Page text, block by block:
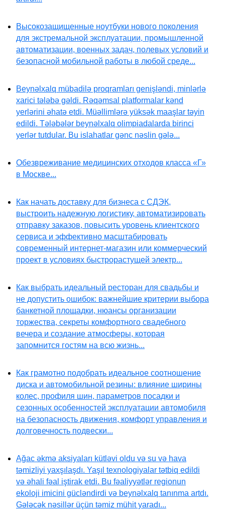
Высокозащищенные ноутбуки нового поколения
для экстремальной эксплуатации, промышленной
автоматизации, военных задач, полевых условий и
безопасной мобильной работы в любой среде...
Beynəlxalq mübadilə proqramları genişləndi, minlərlə
xarici tələbə gəldi. Rəqəmsal platformalar kənd
yerlərini əhatə etdi. Müəllimlərə yüksək maaşlar təyin
edildi. Tələbələr beynəlxalq olimpiadalarda birinci
yerlər tutdular. Bu islahatlar gənc nəslin gələ...
Обезвреживание медицинских отходов класса «Г»
в Москве...
Как начать доставку для бизнеса с СДЭК,
выстроить надежную логистику, автоматизировать
отправку заказов, повысить уровень клиентского
сервиса и эффективно масштабировать
современный интернет-магазин или коммерческий
проект в условиях быстрорастущей электр...
Как выбрать идеальный ресторан для свадьбы и
не допустить ошибок: важнейшие критерии выбора
банкетной площадки, нюансы организации
торжества, секреты комфортного свадебного
вечера и создание атмосферы, которая
запомнится гостям на всю жизнь...
Как грамотно подобрать идеальное соотношение
диска и автомобильной резины: влияние ширины
колес, профиля шин, параметров посадки и
сезонных особенностей эксплуатации автомобиля
на безопасность движения, комфорт управления и
долговечность подвески...
Ağac əkmə aksiyaları kütləvi oldu və su və hava
təmizliyi yaxşılaşdı. Yaşıl texnologiyalar tətbiq edildi
və əhali fəal iştirak etdi. Bu fəaliyyətlər regionun
ekoloji imicini gücləndirdi və beynəlxalq tanınma artdı.
Gələcək nəsillər üçün təmiz mühit yaradı...